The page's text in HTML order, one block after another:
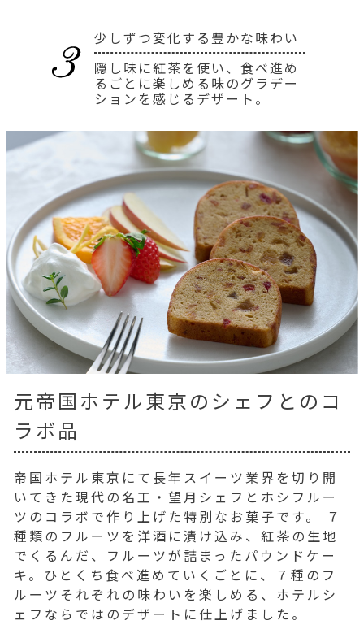
少しずつ変化する豊かな味わい
隠し味に紅茶を使い、食べ進め
るごとに楽しめる味のグラデー
ションを感じるデザート。
元帝国ホテル東京のシェフとのコ
ラボ品
帝国ホテル東京にて長年スイーツ業界を切り開
いてきた現代の名工・望月シェフとホシフルー
ツのコラボで作り上げた特別なお菓子です。 ７
種類のフルーツを洋酒に漬け込み、紅茶の生地
でくるんだ、フルーツが詰まったパウンドケー
キ。ひとくち食べ進めていくごとに、７種のフ
ルーツそれぞれの味わいを楽しめる、ホテルシ
ェフならではのデザートに仕上げました。